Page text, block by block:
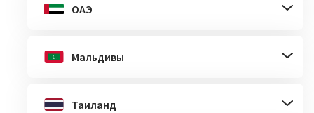
ОАЭ
Мальдивы
Таиланд